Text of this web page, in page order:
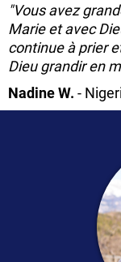
"Vous avez
Marie et avec
continue à prier
Dieu grandir en
Nadine W. -